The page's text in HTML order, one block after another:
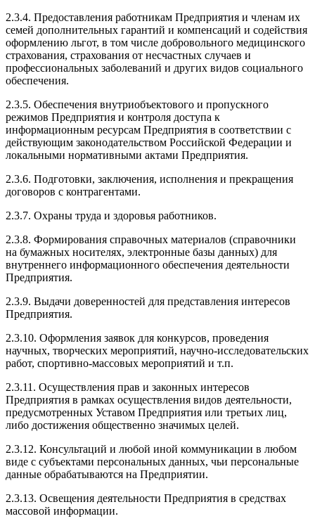
2.3.4. Предоставления работникам Предприятия и членам их
семей дополнительных гарантий и компенсаций и содействия
оформлению льгот, в том числе добровольного медицинского
страхования, страхования от несчастных случаев и
профессиональных заболеваний и других видов социального
обеспечения.
2.3.5. Обеспечения внутриобъектового и пропускного
режимов Предприятия и контроля доступа к
информационным ресурсам Предприятия в соответствии с
действующим законодательством Российской Федерации и
локальными нормативными актами Предприятия.
2.3.6. Подготовки, заключения, исполнения и прекращения
договоров с контрагентами.
2.3.7. Охраны труда и здоровья работников.
2.3.8. Формирования справочных материалов (справочники
на бумажных носителях, электронные базы данных) для
внутреннего информационного обеспечения деятельности
Предприятия.
2.3.9. Выдачи доверенностей для представления интересов
Предприятия.
2.3.10. Оформления заявок для конкурсов, проведения
научных, творческих мероприятий, научно-исследовательских
работ, спортивно-массовых мероприятий и т.п.
2.3.11. Осуществления прав и законных интересов
Предприятия в рамках осуществления видов деятельности,
предусмотренных Уставом Предприятия или третьих лиц,
либо достижения общественно значимых целей.
2.3.12. Консультаций и любой иной коммуникации в любом
виде с субъектами персональных данных, чьи персональные
данные обрабатываются на Предприятии.
2.3.13. Освещения деятельности Предприятия в средствах
массовой информации.